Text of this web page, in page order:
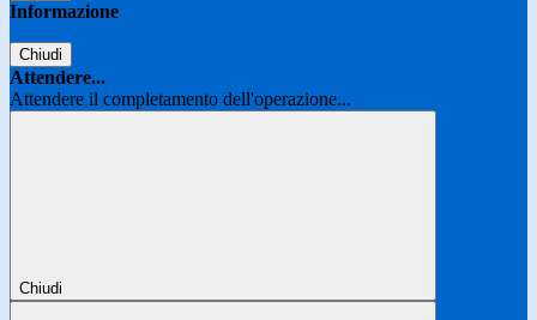
Informazione
Chiudi
Attendere...
Attendere il completamento dell'operazione...
Chiudi